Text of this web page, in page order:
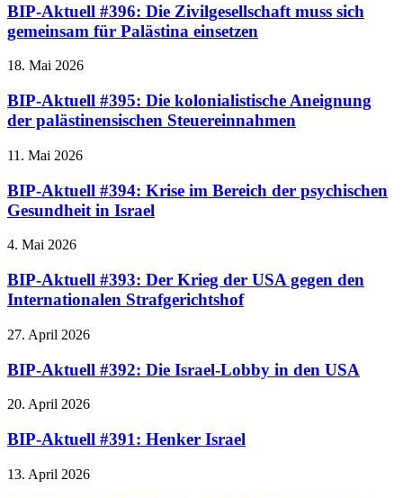
BIP-Aktuell #396: Die Zivilgesellschaft muss sich
gemeinsam für Palästina einsetzen
18. Mai 2026
BIP-Aktuell #395: Die kolonialistische Aneignung
der palästinensischen Steuereinnahmen
11. Mai 2026
BIP-Aktuell #394: Krise im Bereich der psychischen
Gesundheit in Israel
4. Mai 2026
BIP-Aktuell #393: Der Krieg der USA gegen den
Internationalen Strafgerichtshof
27. April 2026
BIP-Aktuell #392: Die Israel-Lobby in den USA
20. April 2026
BIP-Aktuell #391: Henker Israel
13. April 2026